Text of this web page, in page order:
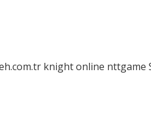
knight online nttgame